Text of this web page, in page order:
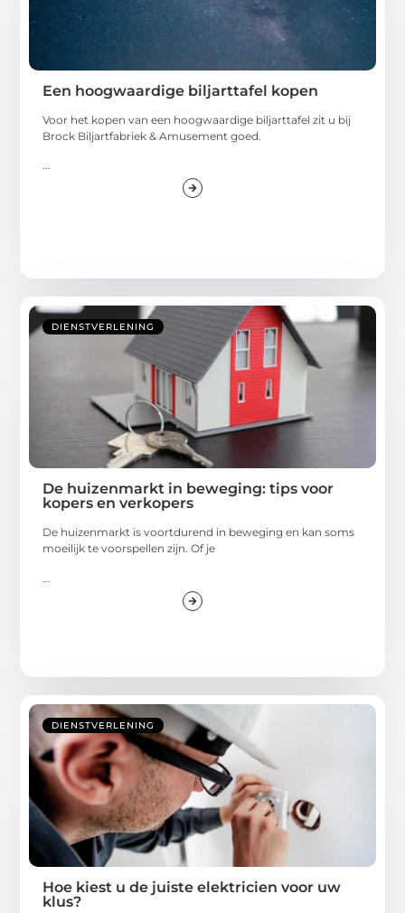
Een hoogwaardige biljarttafel kopen
Voor het kopen van een hoogwaardige biljarttafel zit u bij
Brock Biljartfabriek & Amusement goed.
...
DIENSTVERLENING
De huizenmarkt in beweging: tips voor
kopers en verkopers
De huizenmarkt is voortdurend in beweging en kan soms
moeilijk te voorspellen zijn. Of je
DIENSTVERLENING
Hoe kiest u de juiste elektricien voor uw
klus?